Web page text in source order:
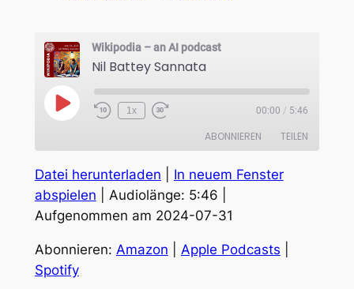
Wikipodia – an AI podcast
Nil Battey Sannata
Play
Episode
1x 00:00 / 5:46
ABONNIEREN TEILEN
Amazon Apple Podcasts
TEILEN
LINK
EMBED
Datei herunterladen
In neuem Fenster
abspielen
Audiolänge: 5:46
Aufgenommen am 2024-07-31
Abonnieren: Amazon Apple Podcasts
Spotify